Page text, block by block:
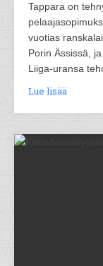
Tappara on
vuotias
Porin Ässissä,
Liiga-uransa
Lue lisää